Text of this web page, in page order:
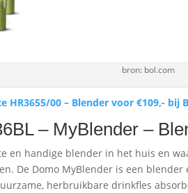
bron: bol.com
HR3655/00 – Blender voor €109,- bij
– MyBlender –
en handige blender in het huis en
De Domo MyBlender is een
herbruikbare drinkfles